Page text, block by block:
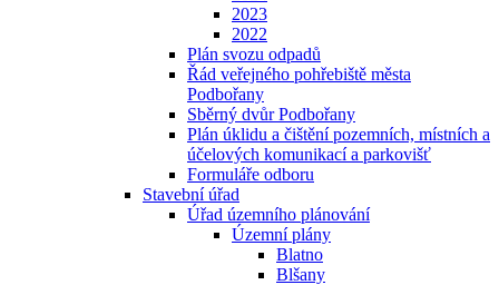
2023
2022
Plán svozu odpadů
Řád veřejného pohřebiště města
Podbořany
Sběrný dvůr Podbořany
Plán úklidu a čištění pozemních, místních a
účelových komunikací a parkovišť
Formuláře odboru
Stavební úřad
Úřad územního plánování
Územní plány
Blatno
Blšany